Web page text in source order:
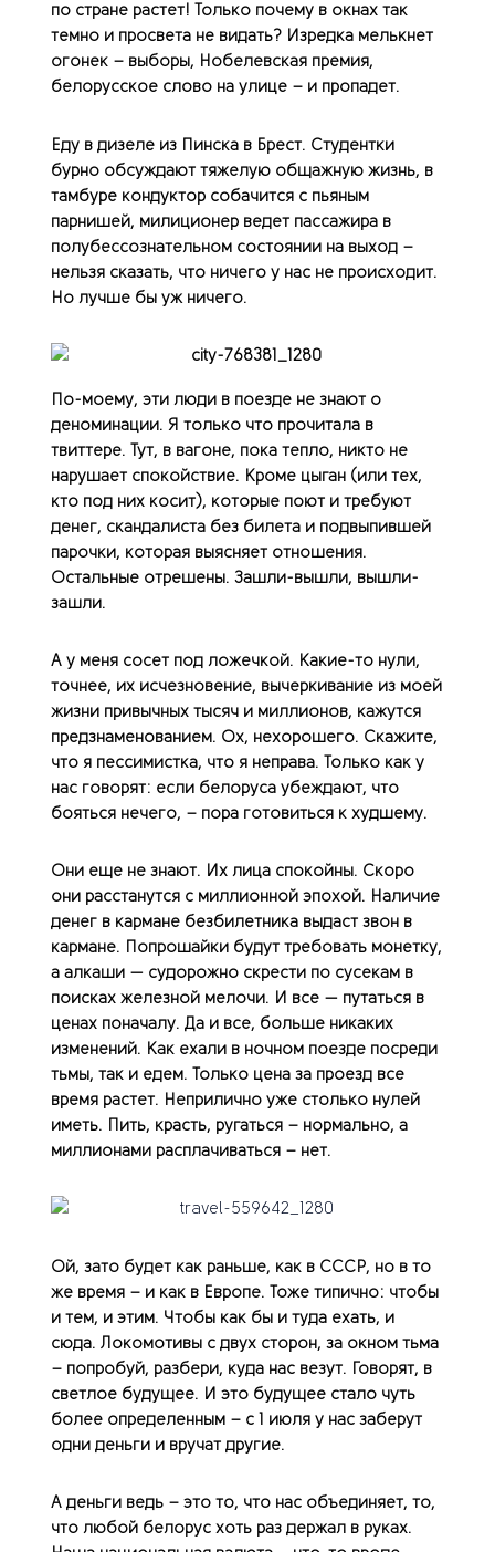
по стране растет! Только почему в окнах так
темно и просвета не видать? Изредка мелькнет
огонек – выборы, Нобелевская премия,
белорусское слово на улице – и пропадет.
Еду в дизеле из Пинска в Брест. Студентки
бурно обсуждают тяжелую общажную жизнь, в
тамбуре кондуктор собачится с пьяным
парнишей, милиционер ведет пассажира в
полубессознательном состоянии на выход –
нельзя сказать, что ничего у нас не происходит.
Но лучше бы уж ничего.
По-моему, эти люди в поезде не знают о
деноминации. Я только что прочитала в
твиттере. Тут, в вагоне, пока тепло, никто не
нарушает спокойствие. Кроме цыган (или тех,
кто под них косит), которые поют и требуют
денег, скандалиста без билета и подвыпившей
парочки, которая выясняет отношения.
Остальные отрешены. Зашли-вышли, вышли-
зашли.
А у меня сосет под ложечкой. Какие-то нули,
точнее, их исчезновение, вычеркивание из моей
жизни привычных тысяч и миллионов, кажутся
предзнаменованием. Ох, нехорошего. Скажите,
что я пессимистка, что я неправа. Только как у
нас говорят: если белоруса убеждают, что
бояться нечего, – пора готовиться к худшему.
Они еще не знают. Их лица спокойны. Скоро
они расстанутся с миллионной эпохой. Наличие
денег в кармане безбилетника выдаст звон в
кармане. Попрошайки будут требовать монетку,
а алкаши — судорожно скрести по сусекам в
поисках железной мелочи. И все — путаться в
ценах поначалу. Да и все, больше никаких
изменений. Как ехали в ночном поезде посреди
тьмы, так и едем. Только цена за проезд все
время растет. Неприлично уже столько нулей
иметь. Пить, красть, ругаться – нормально, а
миллионами расплачиваться – нет.
Ой, зато будет как раньше, как в СССР, но в то
же время – и как в Европе. Тоже типично: чтобы
и тем, и этим. Чтобы как бы и туда ехать, и
сюда. Локомотивы с двух сторон, за окном тьма
– попробуй, разбери, куда нас везут. Говорят, в
светлое будущее. И это будущее стало чуть
более определенным – с 1 июля у нас заберут
одни деньги и вручат другие.
А деньги ведь – это то, что нас объединяет, то,
что любой белорус хоть раз держал в руках.